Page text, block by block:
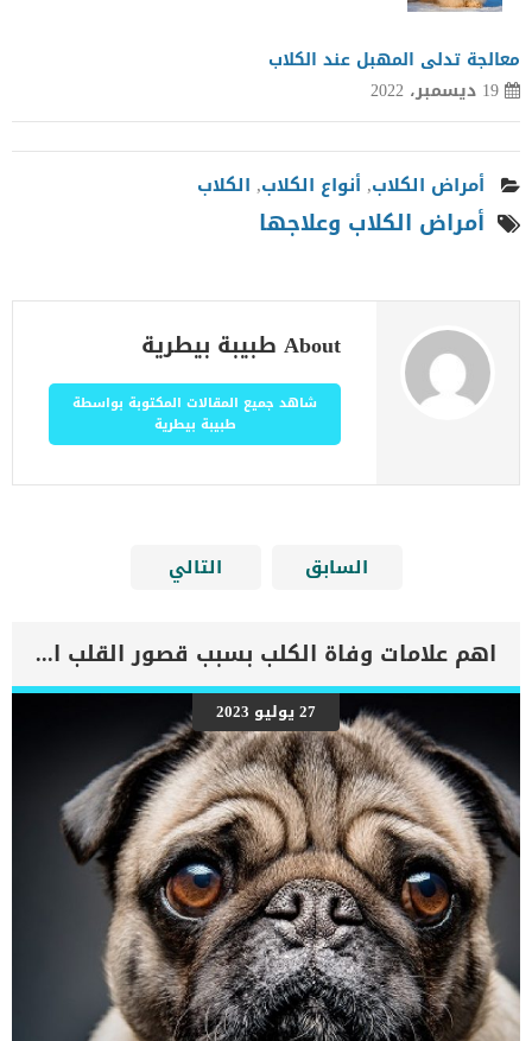
معالجة تدلى المهبل عند الكلاب
19 ديسمبر، 2022
أمراض الكلاب, أنواع الكلاب, الكلاب
أمراض الكلاب وعلاجها
About طبيبة بيطرية
شاهد جميع المقالات المكتوبة بواسطة
طبيبة بيطرية
السابق التالي
اهم علامات وفاة الكلب بسبب قصور القلب الاحتقانى
27 يوليو 2023